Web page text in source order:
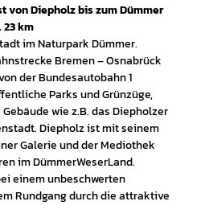
von Diepholz bis zum Dümmer
km
im Naturpark Dümmer.
Bremen – Osnabrück
der Bundesautobahn 1
Parks und Grünzüge,
wie z.B. das Diepholzer
Diepholz ist mit seinem
Galerie und der Mediothek
im DümmerWeserLand.
einem unbeschwerten
Rundgang durch die attraktive